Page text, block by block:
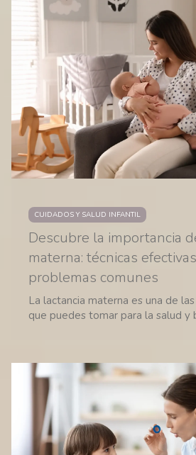
Descubre la importancia
materna: técnicas
problemas comunes
CUIDADOS Y SALUD INFANTIL
La lactancia materna es una de
que puedes tomar para la salud y